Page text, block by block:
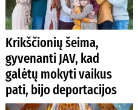
Krikščionių šeima,
gyvenanti JAV, kad
galėtų mokyti vaikus
pati, bijo deportacijos